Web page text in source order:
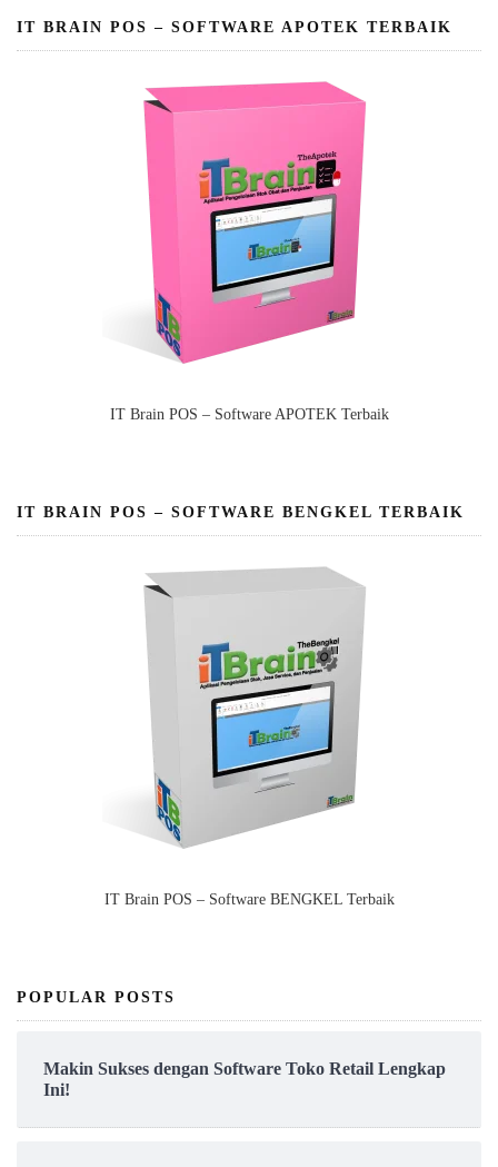
IT BRAIN POS – SOFTWARE APOTEK TERBAIK
IT Brain POS – Software APOTEK Terbaik
IT BRAIN POS – SOFTWARE BENGKEL TERBAIK
IT Brain POS – Software BENGKEL Terbaik
POPULAR POSTS
Makin Sukses dengan Software Toko Retail Lengkap
Ini!